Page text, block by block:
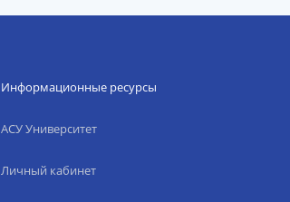
Информационные ресурсы
АСУ Университет
Личный кабинет